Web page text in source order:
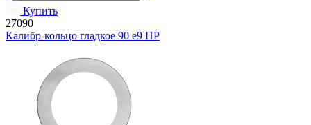
Купить
27090
Калибр-кольцо гладкое 90 e9 ПР